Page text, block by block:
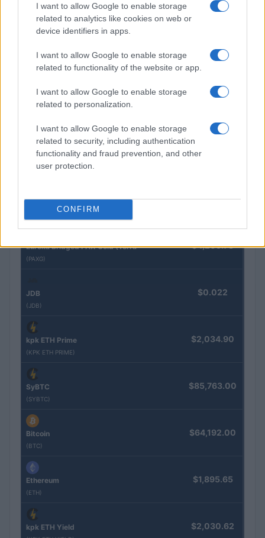
I want to allow Google to enable storage
related to analytics like cookies on web or
device identifiers in apps.
I want to allow Google to enable storage
related to functionality of the website or app.
I want to allow Google to enable storage
related to personalization.
I want to allow Google to enable storage
related to security, including authentication
functionality and fraud prevention, and other
user protection.
CONFIRM
Gávea Investimentos fecha multimercados e transfere R$ 2
bilhões para Bradesco Asset
Rafael Oliveira · 5 ago 2026
Nome
Kinza Babylon Staked BTC $83,270.00
Eureka Bridged PAX Gold (Terra
(PAXG)
$4,205.78
JDB
(JDB)
$0.022
kpk ETH Prime
(KPK ETH PRIME)
$2,034.90
SyBTC
(SYBTC)
$85,763.00
Bitcoin
(BTC)
$64,192.00
Ethereum
(ETH)
$1,895.65
kpk ETH Yield $2,030.62